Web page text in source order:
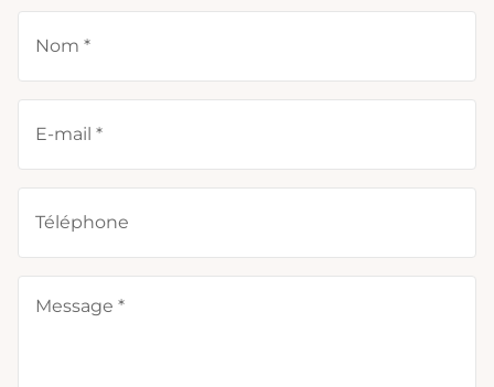
Nom *
E-mail *
Téléphone
Message *